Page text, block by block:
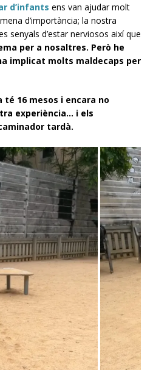
d’infants ens van ajudar molt
d’importància; la nostra
senyals d’estar nerviosos així que
per a nosaltres. Però he
implicat molts maldecaps per
té 16 mesos i encara no
experiència… i els
tardà.